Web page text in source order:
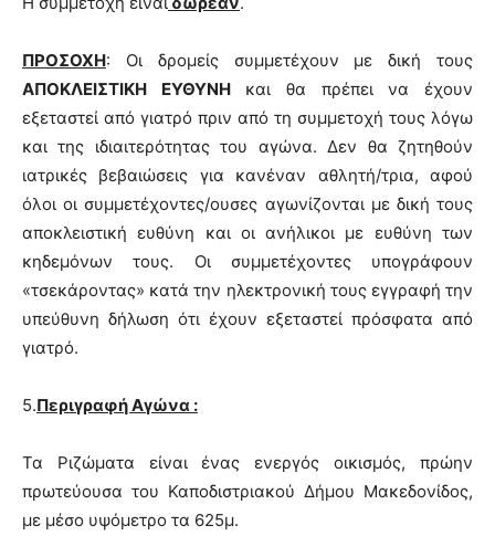
ΠΡΟΣΟΧΗ: Οι δρομείς συμμετέχουν με δική τους
ΑΠΟΚΛΕΙΣΤΙΚΗ ΕΥΘΥΝΗκαι θα πρέπει να έχουν
εξεταστεί από γιατρό πριν από τη συμμετοχή τους λόγω
και της ιδιαιτερότητας του αγώνα. Δεν θα ζητηθούν
ιατρικές βεβαιώσεις για κανέναν αθλητή/τρια, αφού
όλοι οι συμμετέχοντες/ουσες αγωνίζονται με δική τους
αποκλειστική ευθύνη και οι ανήλικοι με ευθύνη των
κηδεμόνων τους. Οι συμμετέχοντες υπογράφουν
«τσεκάροντας» κατά την ηλεκτρονική τους εγγραφή την
υπεύθυνη δήλωση ότι έχουν εξεταστεί πρόσφατα από
γιατρό.
5.Περιγραφή Αγώνα :
Τα Ριζώματα είναι ένας ενεργός οικισμός, πρώην
πρωτεύουσα του Καποδιστριακού Δήμου Μακεδονίδος,
με μέσο υψόμετρο τα 625μ.